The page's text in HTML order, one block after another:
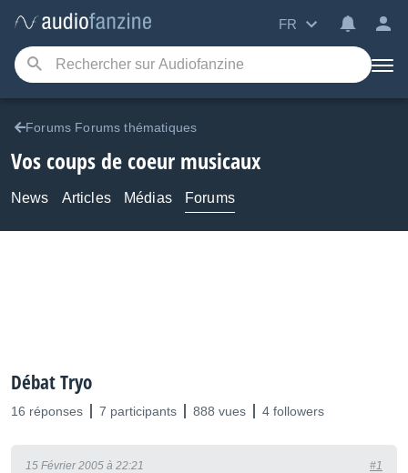
FR
Forums Forums thématiques
Vos coups de coeur musicaux
News Articles Médias Forums
Débat Tryo
16 réponses 7 participants 888 vues 4 followers
15 Février 2005 à 22:21 #1